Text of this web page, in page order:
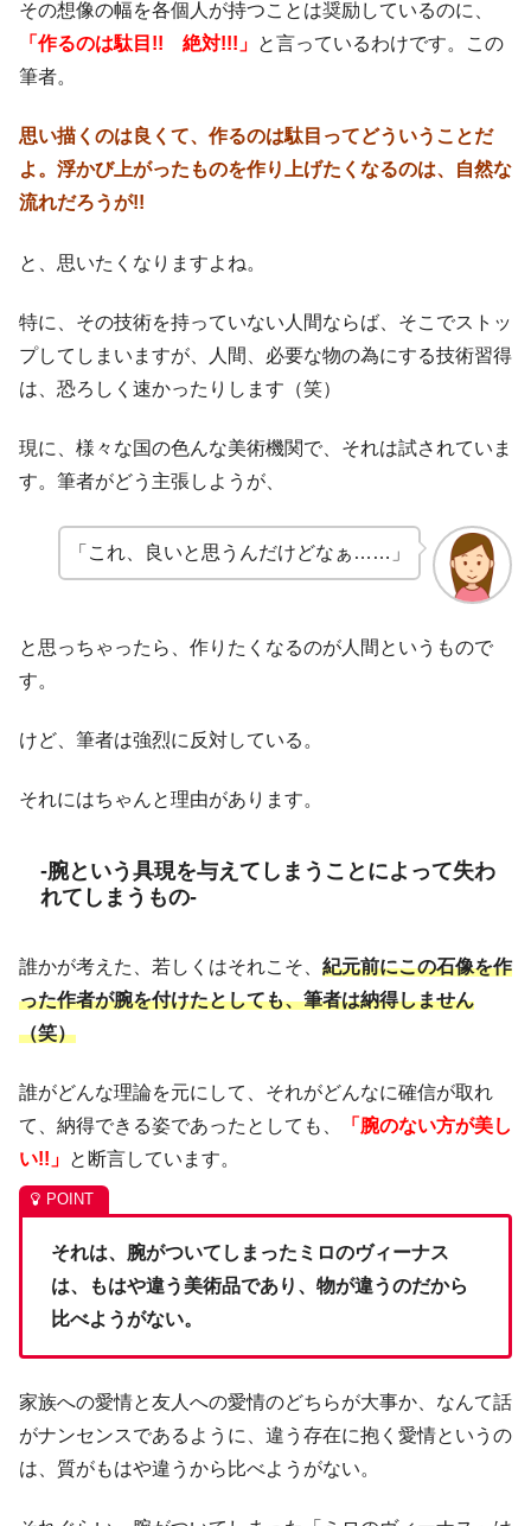
その想像の幅を各個人が持つことは奨励しているのに、
「作るのは駄目!! 絶対!!!」 と言っているわけです。この
筆者。
思い描くのは良くて、作るのは駄目ってどういうことだ
よ。浮かび上がったものを作り上げたくなるのは、自然な
流れだろうが!!
と、思いたくなりますよね。
特に、その技術を持っていない人間ならば、そこでストッ
プしてしまいますが、人間、必要な物の為にする技術習得
は、恐ろしく速かったりします（笑）
現に、様々な国の色んな美術機関で、それは試されていま
す。筆者がどう主張しようが、
「これ、良いと思うんだけどなぁ……」
と思っちゃったら、作りたくなるのが人間というもので
す。
けど、筆者は強烈に反対している。
それにはちゃんと理由があります。
-腕という具現を与えてしまうことによって失わ
れてしまうもの-
誰かが考えた、若しくはそれこそ、 紀元前にこの石像を作
った作者が腕を付けたとしても、筆者は納得しません
（笑）
誰がどんな理論を元にして、それがどんなに確信が取れ
て、納得できる姿であったとしても、
「腕のない方が美し
い!!」 と断言しています。
それは、腕がついてしまったミロのヴィーナス
は、もはや違う美術品であり、物が違うのだから
比べようがない。
家族への愛情と友人への愛情のどちらが大事か、なんて話
がナンセンスであるように、違う存在に抱く愛情というの
は、質がもはや違うから比べようがない。